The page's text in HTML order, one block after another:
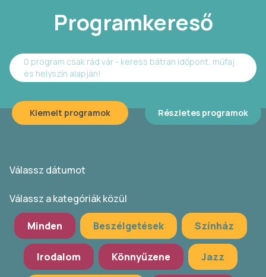
Programkereső
0 program csak rád vár - keress bátran időpont, műfaj
és helyszín alapján!
Kiemelt programok Részletes programok
Válassz dátumot
Válassz a kategóriák közül
Minden Beszélgetések Színház
Irodalom Könnyűzene Jazz